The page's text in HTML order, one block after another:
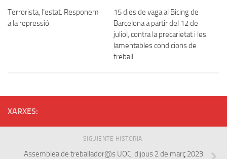
Terrorista, l’estat. Responem
a la repressió
15 dies de vaga al Bicing de
Barcelona a partir del 12 de
juliol, contra la precarietat i les
lamentables condicions de
treball
XARXES:
SIGUIENTE HISTORIA
Assemblea de treballador@s UOC, dijous 2 de març 2023